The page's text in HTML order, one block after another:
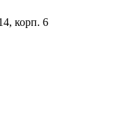
корп. 6